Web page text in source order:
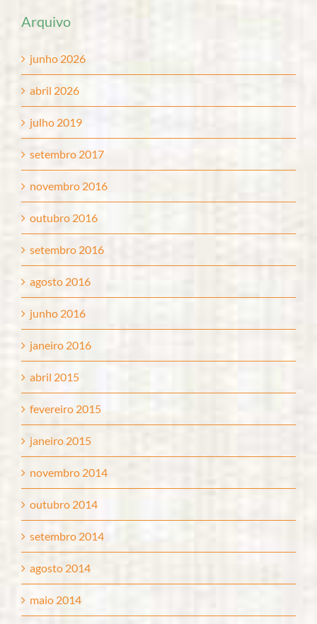
Arquivo
junho 2026
abril 2026
julho 2019
setembro 2017
novembro 2016
outubro 2016
setembro 2016
agosto 2016
junho 2016
janeiro 2016
abril 2015
fevereiro 2015
janeiro 2015
novembro 2014
outubro 2014
setembro 2014
agosto 2014
maio 2014